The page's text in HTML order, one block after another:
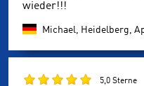
wieder!!!
Michael, Heidelberg,
5,0 Sterne